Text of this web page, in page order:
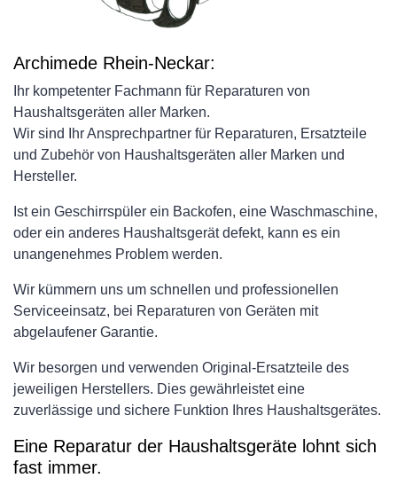
Archimede Rhein-Neckar:
Ihr kompetenter Fachmann für Reparaturen von
Haushaltsgeräten aller Marken.
Wir sind Ihr Ansprechpartner für Reparaturen, Ersatzteile
und Zubehör von Haushaltsgeräten aller Marken und
Hersteller.
Ist ein Geschirrspüler ein Backofen, eine Waschmaschine,
oder ein anderes Haushaltsgerät defekt, kann es ein
unangenehmes Problem werden.
Wir kümmern uns um schnellen und professionellen
Serviceeinsatz, bei Reparaturen von Geräten mit
abgelaufener Garantie.
Wir besorgen und verwenden Original-Ersatzteile des
jeweiligen Herstellers. Dies gewährleistet eine
zuverlässige und sichere Funktion Ihres Haushaltsgerätes.
Eine Reparatur der Haushaltsgeräte lohnt sich
fast immer.